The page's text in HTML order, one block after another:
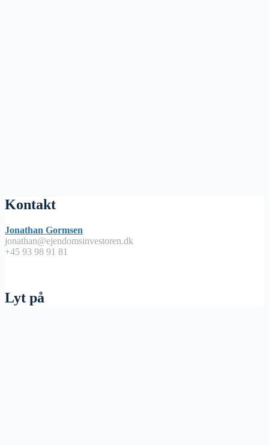
Kontakt
Jonathan Gormsen
jonathan@ejendomsinvestoren.dk
+45 93 98 91 81
Lyt på